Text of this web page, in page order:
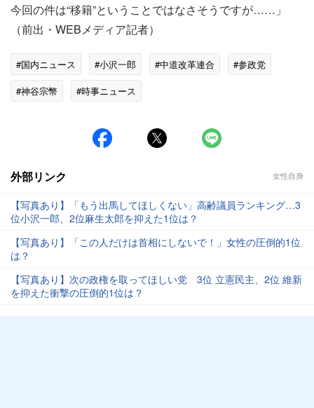
今回の件は“移籍”ということではなさそうですが……」
（前出・WEBメディア記者）
#国内ニュース #小沢一郎 #中道改革連合
#参政党
#神谷宗幣
#時事ニュース
外部リンク 女性自身
【写真あり】「もう出馬してほしくない」高齢議員ランキング…3
位小沢一郎、2位麻生太郎を抑えた1位は？
【写真あり】「この人だけは首相にしないで！」女性の圧倒的1位
は？
【写真あり】次の政権を取ってほしい党 3位 立憲民主、2位 維新
を抑えた衝撃の圧倒的1位は？